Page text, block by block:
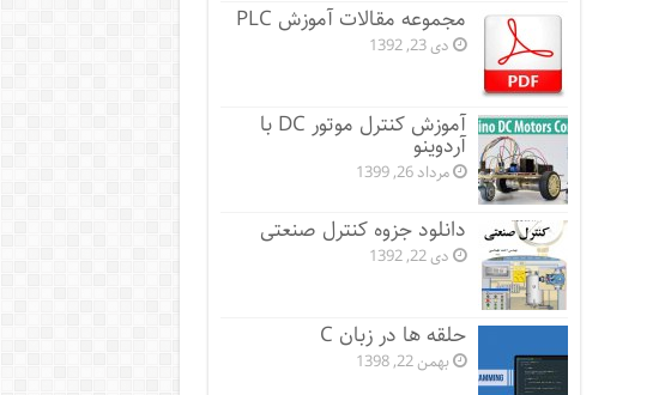
مجموعه مقالات آموزش PLC
دی 23, 1392
آموزش کنترل موتور DC با
آردوینو
مرداد 26, 1399
دانلود جزوه کنترل صنعتی
دی 22, 1392
حلقه ها در زبان C
بهمن 22, 1398